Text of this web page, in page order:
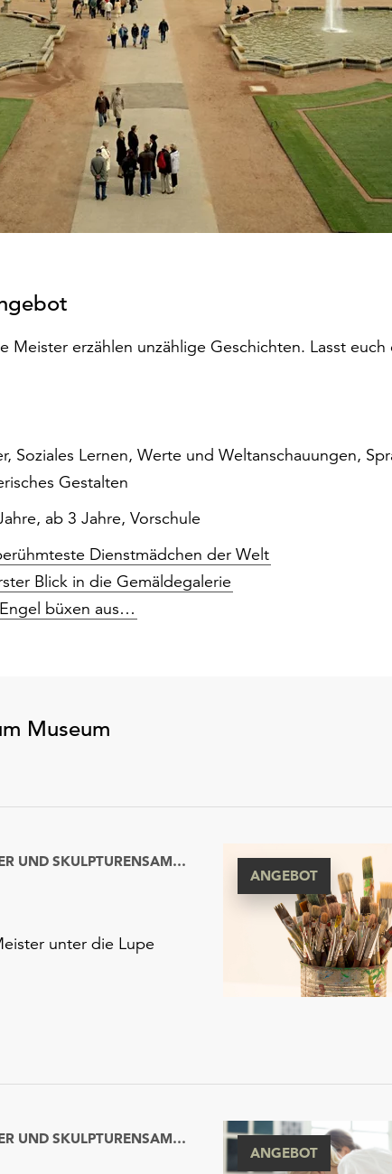
Meister erzählen unzählige Geschichten. Lasst euch
Soziales Lernen, Werte und Weltanschauungen,
Gestalten
ab 3 Jahre, Vorschule
Dienstmädchen der Welt
Blick in die Gemäldegalerie
büxen aus…
Museum
GEMÄLDEGALERIE ALTE MEISTER UND SKULPTURENSAMMLUNG BIS 1800
unter die Lupe
ANGEBOT
GEMÄLDEGALERIE ALTE MEISTER UND SKULPTURENSAMMLUNG BIS 1800
ANGEBOT